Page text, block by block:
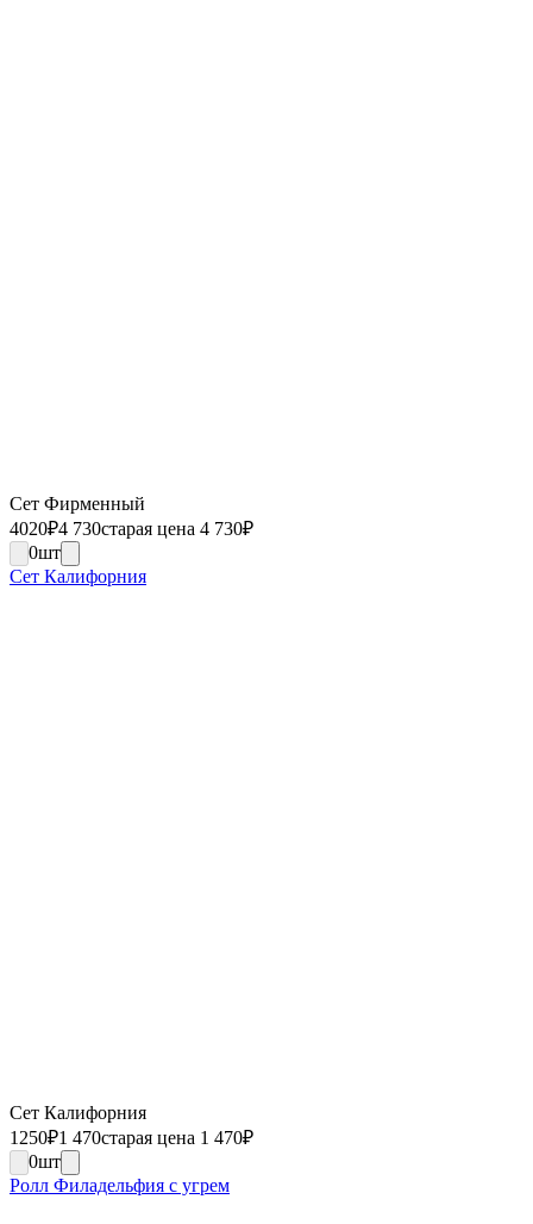
Сет Фирменный
4020₽4 730старая цена 4 730₽
0шт
Сет Калифорния
Сет Калифорния
1250₽1 470старая цена 1 470₽
0шт
Ролл Филадельфия с угрем